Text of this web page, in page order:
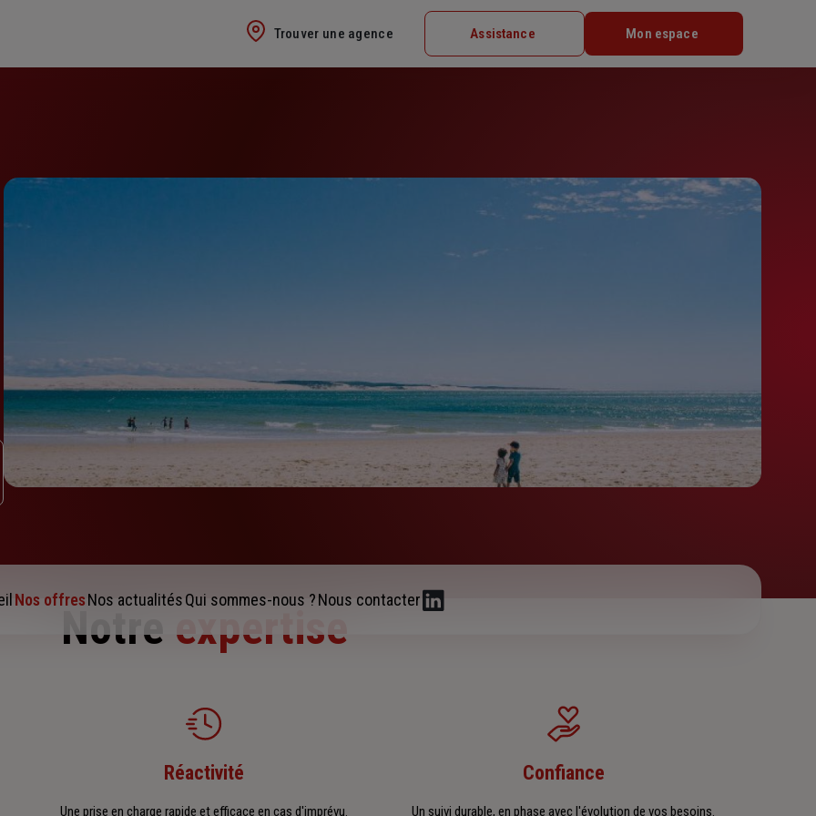
Trouver une agence Assistance Mon espace
Nos offresNos actualitésQui sommes-nous ?Nous contacter
Notre expertise
Réactivité
Une prise en charge rapide et efficace en cas d'imprévu.
Confiance
Un suivi durable, en phase avec l'évolution de vos besoins.